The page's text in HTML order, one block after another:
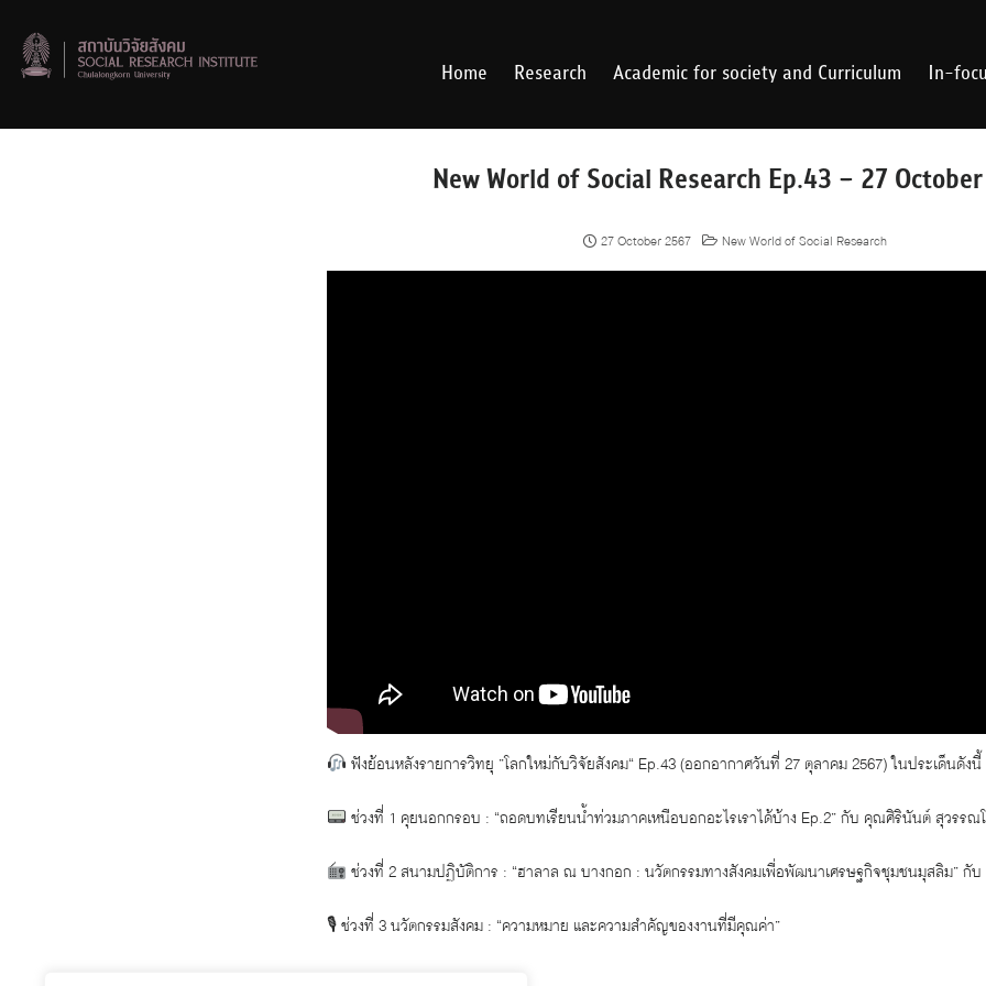
content
Home Research Academic for society and Curriculum In-
New World of Social Research Ep.43 – 27
27 October 2567 New World of Social Research
ฟังย้อนหลังรายการวิทยุ ”โลกใหม่กับวิจัยสังคม“ Ep.43 (ออกอากาศวันที่ 27 ตุลาคม 2567) ในประเด็นดังนี้
ช่วงที่ 1 คุยนอกกรอบ : “ถอดบทเรียนน้ำท่วมภาคเหนือบอกอะไรเราได้บ้าง Ep.2” กับ คุณศิรินันต์ สุวรรณ
ช่วงที่ 2 สนามปฏิบัติการ : “ฮาลาล ณ บางกอก : นวัตกรรมทางสังคมเพื่อพัฒนาเศรษฐกิจชุมชนมุสลิม” กั
🎙 ช่วงที่ 3 นวัตกรรมสังคม : “ความหมาย และความสำคัญของงานที่มีคุณค่า”